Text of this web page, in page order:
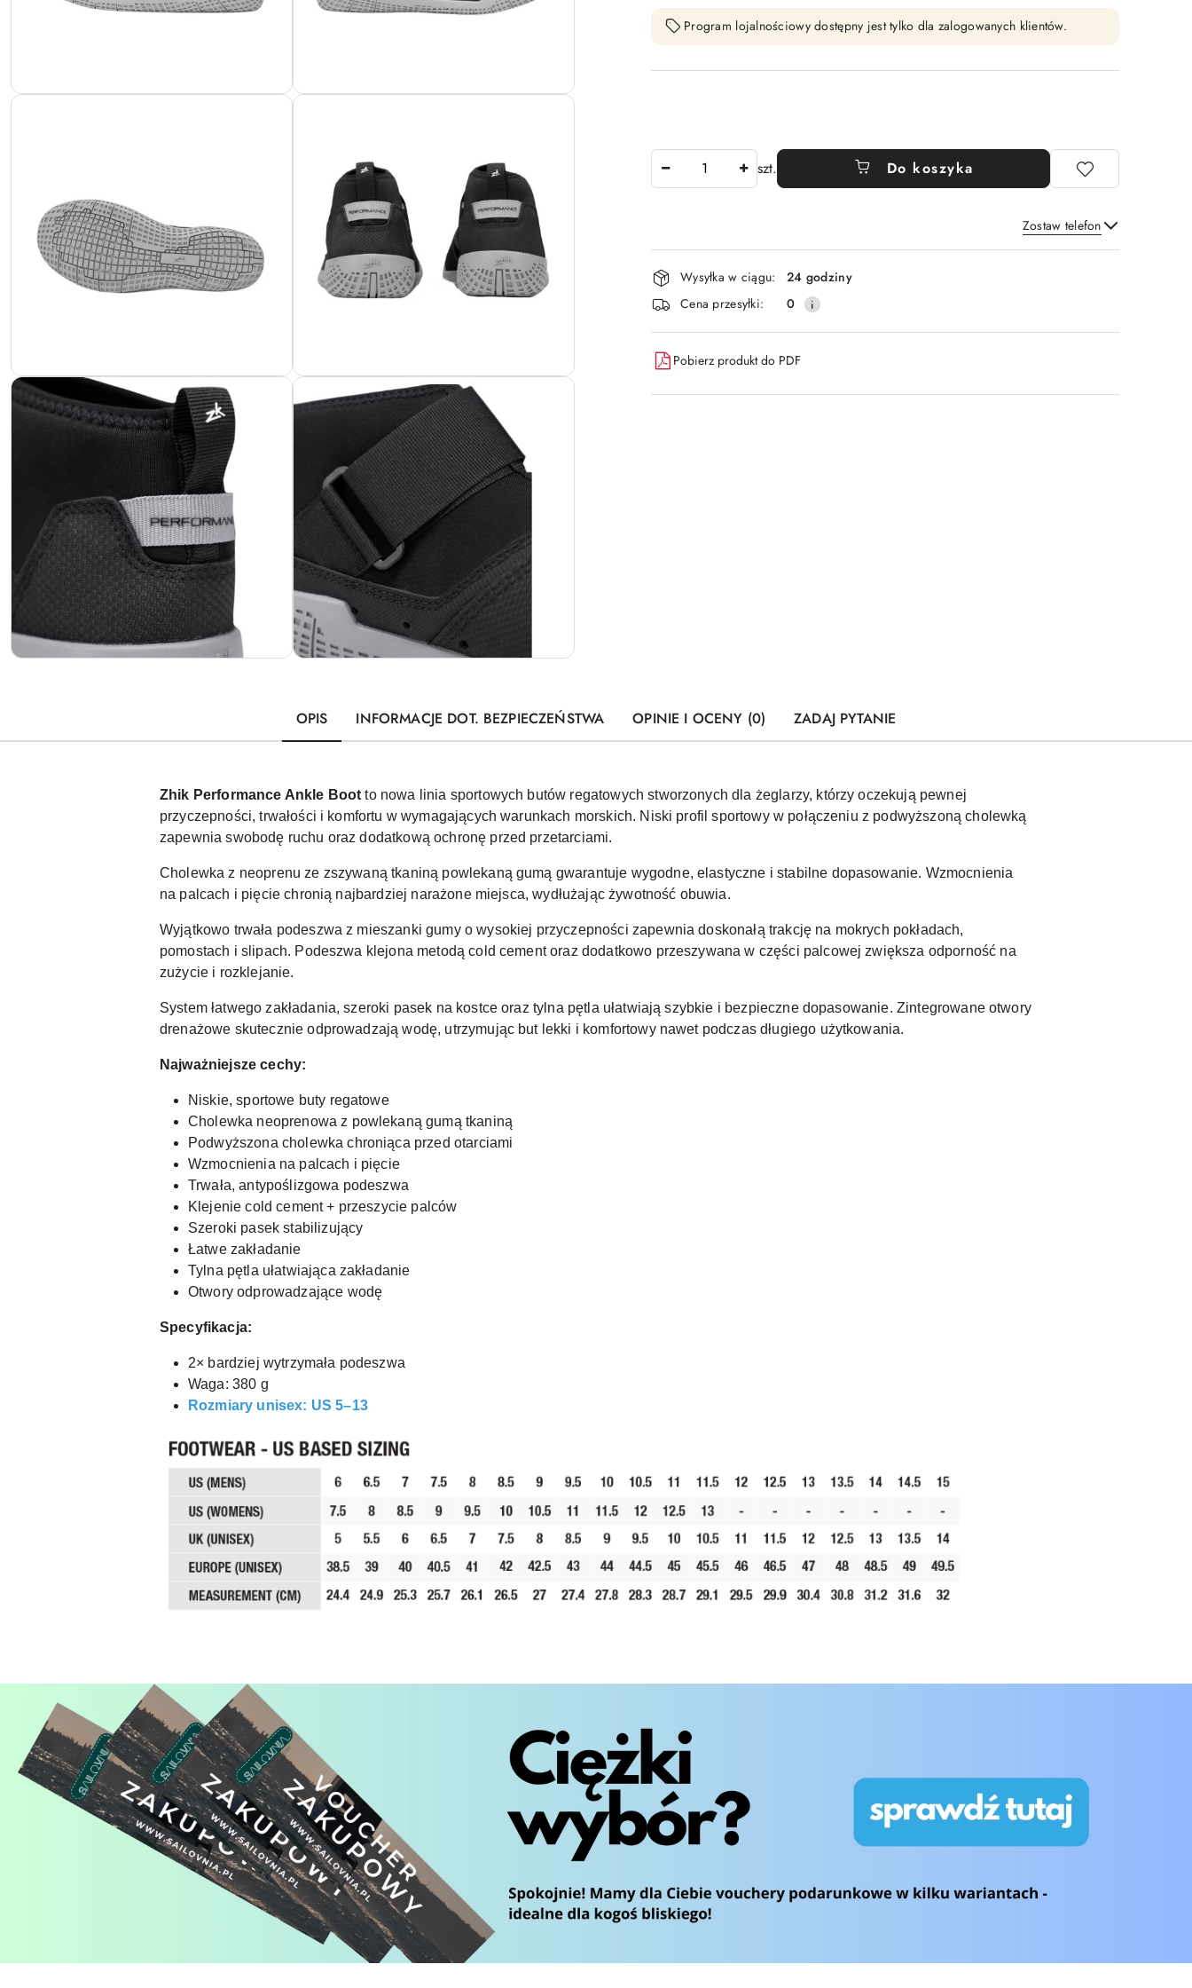
Program lojalnościowy dostępny jest tylko dla zalogowanych klientów.
szt. Do koszyka
Zostaw telefon
Wyślij
Dostępność
i
dostawa
Wysyłka w ciągu:
24 godziny
Cena przesyłki:
0
Pobierz produkt do PDF
OPIS INFORMACJE DOT. BEZPIECZEŃSTWA OPINIE I OCENY (0) ZADAJ PYTANIE
Zhik Performance Ankle Boot to nowa linia sportowych butów regatowych stworzonych dla żeglarzy, którzy oczekują pewnej
przyczepności, trwałości i komfortu w wymagających warunkach morskich. Niski profil sportowy w połączeniu z podwyższoną cholewką
zapewnia swobodę ruchu oraz dodatkową ochronę przed przetarciami.
Cholewka z neoprenu ze zszywaną tkaniną powlekaną gumą gwarantuje wygodne, elastyczne i stabilne dopasowanie. Wzmocnienia
na palcach i pięcie chronią najbardziej narażone miejsca, wydłużając żywotność obuwia.
Wyjątkowo trwała podeszwa z mieszanki gumy o wysokiej przyczepności zapewnia doskonałą trakcję na mokrych pokładach,
pomostach i slipach. Podeszwa klejona metodą cold cement oraz dodatkowo przeszywana w części palcowej zwiększa odporność na
zużycie i rozklejanie.
System łatwego zakładania, szeroki pasek na kostce oraz tylna pętla ułatwiają szybkie i bezpieczne dopasowanie. Zintegrowane otwory
drenażowe skutecznie odprowadzają wodę, utrzymując but lekki i komfortowy nawet podczas długiego użytkowania.
Najważniejsze cechy:
Niskie, sportowe buty regatowe
Cholewka neoprenowa z powlekaną gumą tkaniną
Podwyższona cholewka chroniąca przed otarciami
Wzmocnienia na palcach i pięcie
Trwała, antypoślizgowa podeszwa
Klejenie cold cement + przeszycie palców
Szeroki pasek stabilizujący
Łatwe zakładanie
Tylna pętla ułatwiająca zakładanie
Otwory odprowadzające wodę
Specyfikacja:
2× bardziej wytrzymała podeszwa
Waga: 380 g
Rozmiary unisex: US 5–13